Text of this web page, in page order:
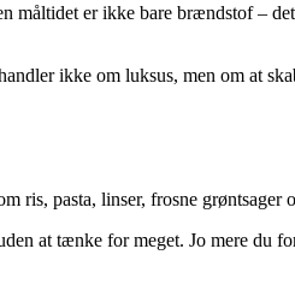
er ikke bare brændstof –
ikke om luksus, men om at
ris, pasta, linser, frosne
at tænke for meget. Jo mere du